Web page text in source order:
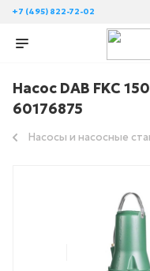
+7 (495) 822-72-02
Насос DAB FKC
60176875
Насосы и насосные